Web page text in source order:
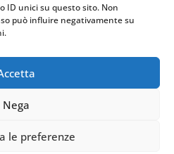
ID unici su questo sito. Non
può influire negativamente su
Nega
le preferenze